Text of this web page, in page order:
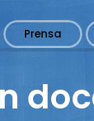
Prensa